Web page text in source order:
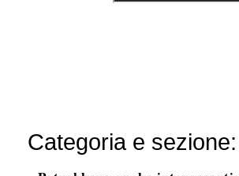
Categoria e sezione: